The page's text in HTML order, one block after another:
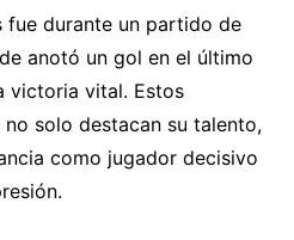
fue durante un partido de
anotó un gol en el último
victoria vital. Estos
solo destacan su talento,
como jugador decisivo